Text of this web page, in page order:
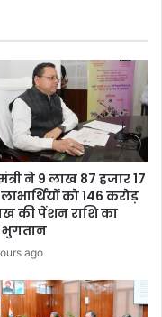
ने 9 लाख 87 हजार 17
को 146 करोड़
की पेंशन राशि का
भुगतान
ago